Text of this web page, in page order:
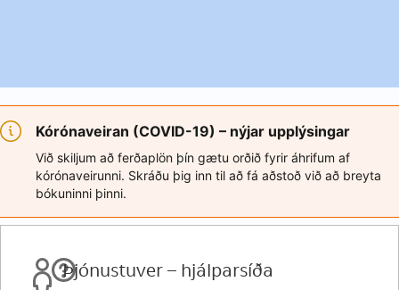
Kórónaveiran (COVID-19) – nýjar upplýsingar
Við skiljum að ferðaplön þín gætu orðið fyrir áhrifum af
kórónaveirunni. Skráðu þig inn til að fá aðstoð við að breyta
bókuninni þinni.
Þjónustuver – hjálparsíða